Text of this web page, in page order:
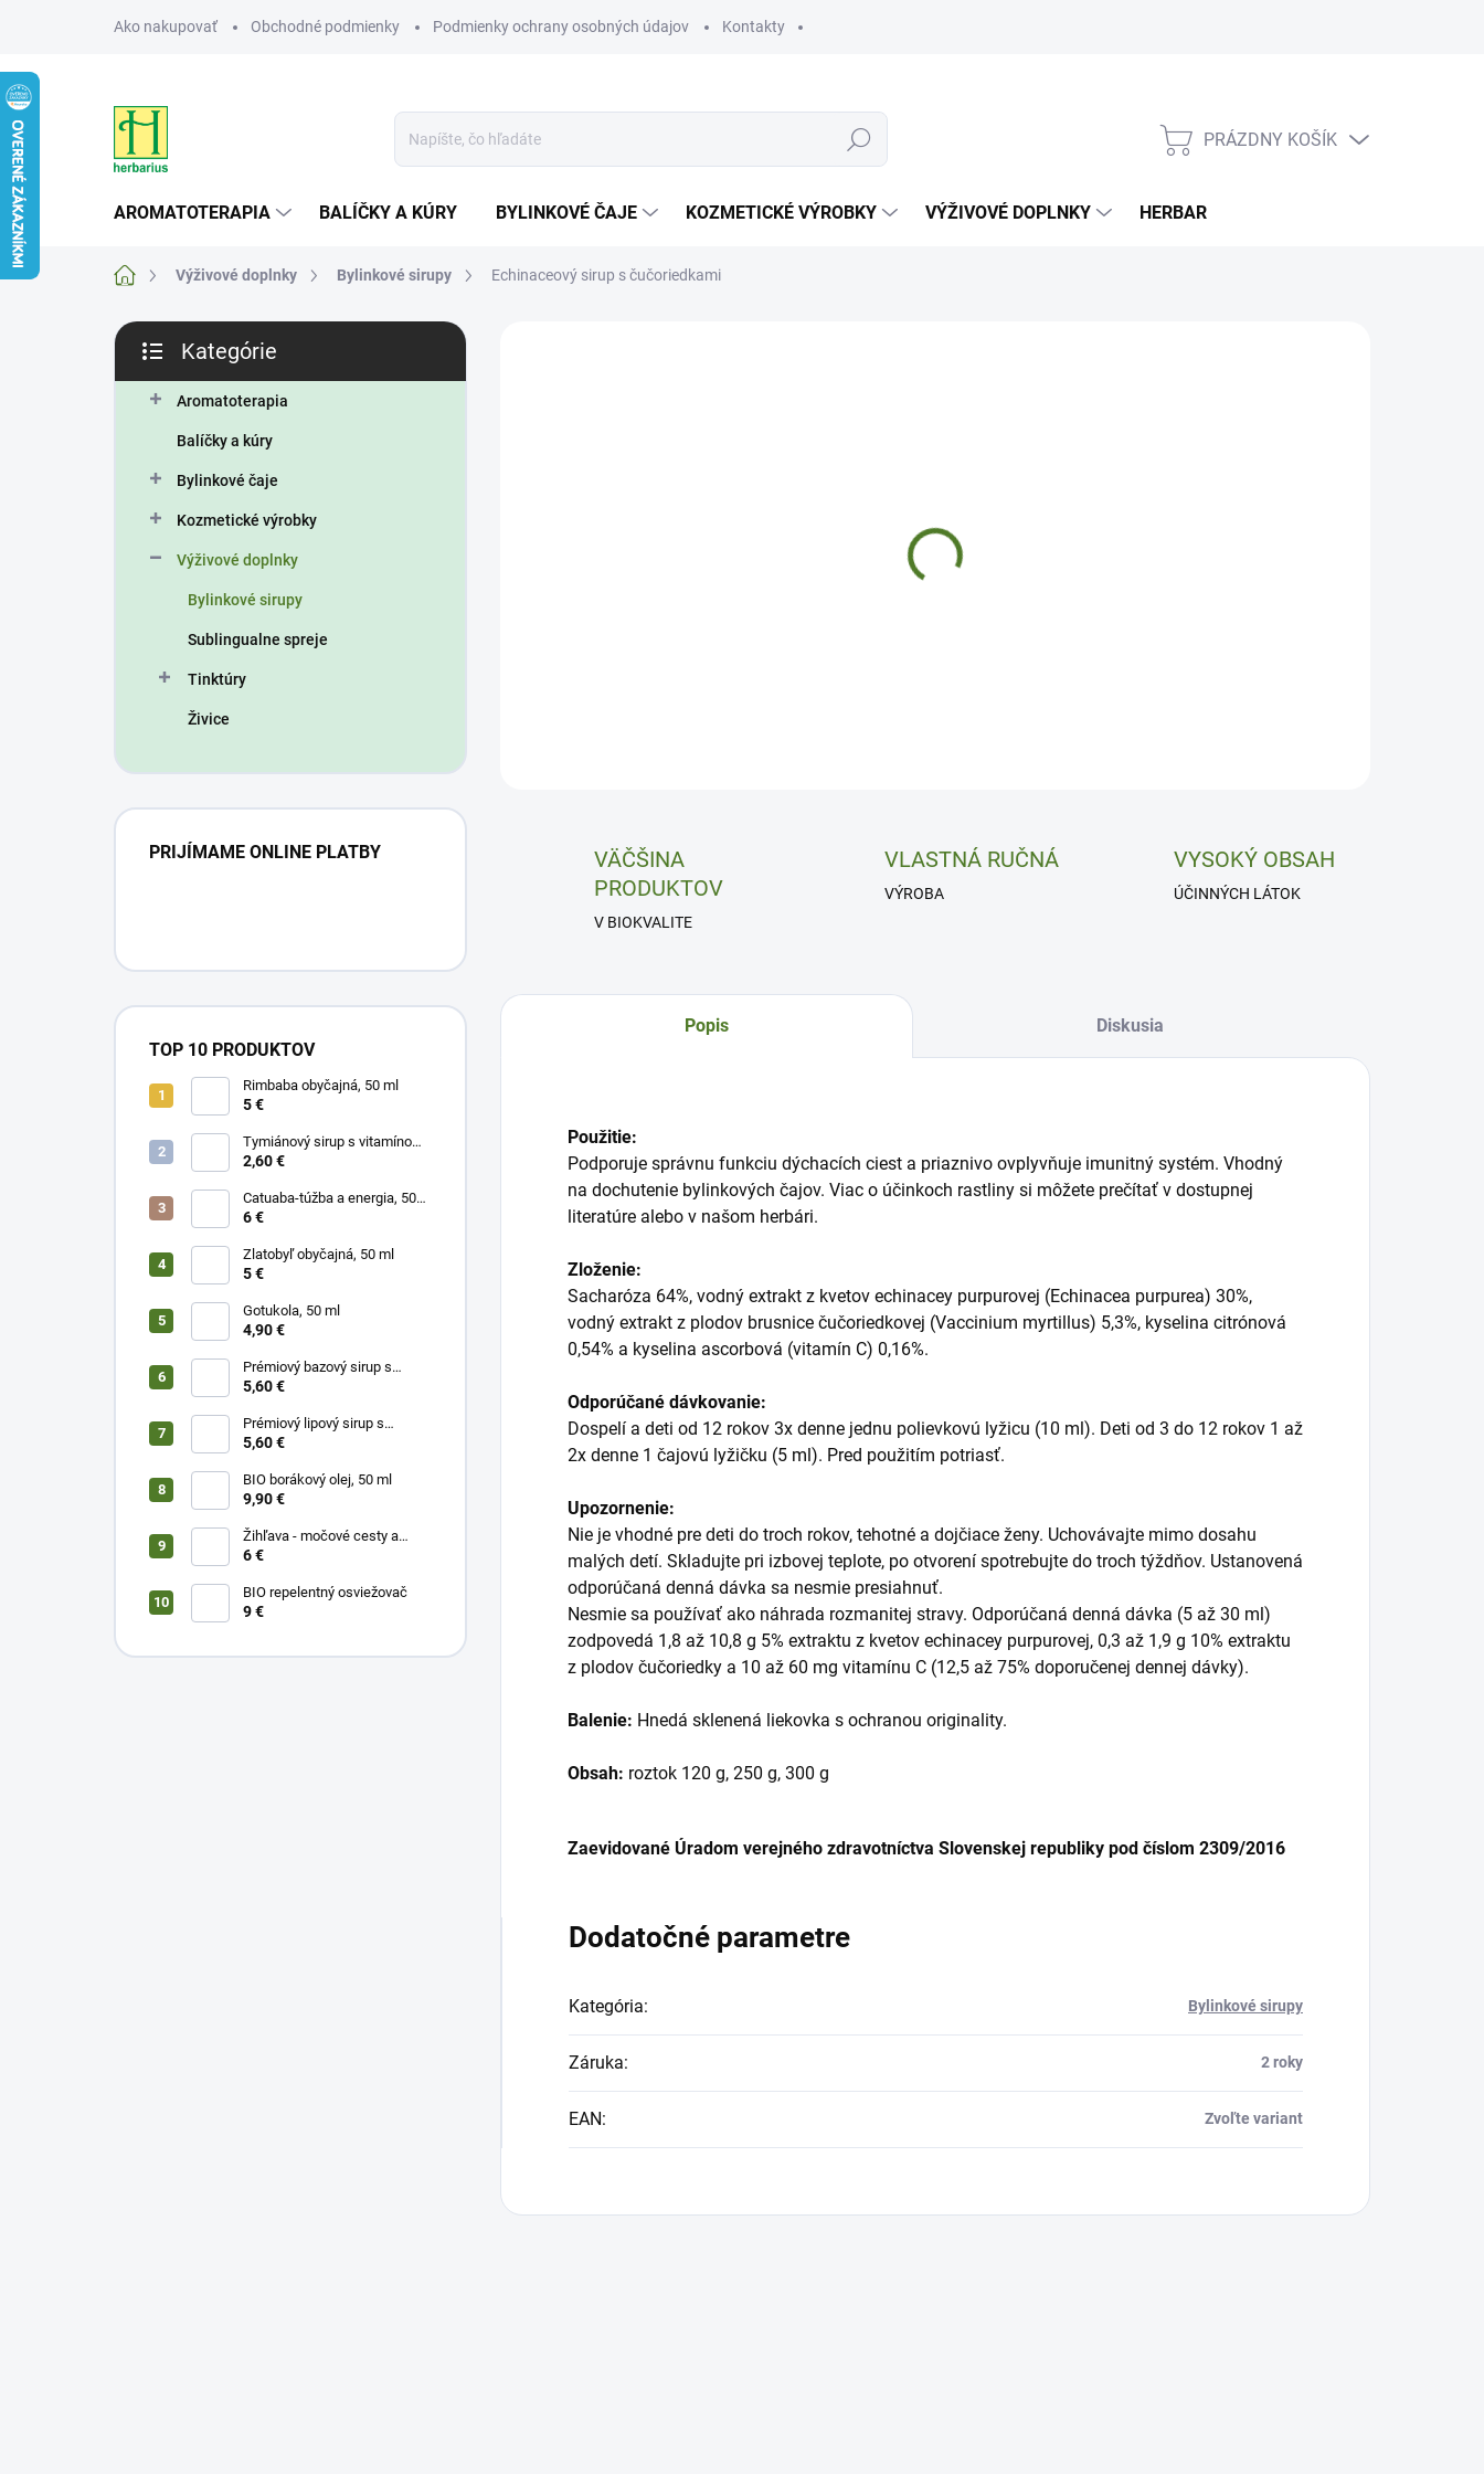
Ako nakupovať Obchodné podmienky Podmienky ochrany osobných údajov Kontakty
Hľadať
NÁKUPNÝ
PRÁZDNY KOŠÍK
AROMATOTERAPIA BALÍČKY A KÚRY BYLINKOVÉ ČAJE KOZMETICKÉ VÝROBKY VÝŽIVOVÉ DOPLNKY HERBAR
DomovVýživové doplnky Bylinkové sirupy Echinaceový sirup s čučoriedkami
B
č
kategórie
Kategórie
Aromatoterapia
Balíčky a kúry
Bylinkové čaje
Kozmetické výrobky
Výživové doplnky
Bylinkové sirupy
Sublingualne spreje
Tinktúry
Živice
PRIJÍMAME ONLINE PLATBY
TOP 10 PRODUKTOV
Rimbaba obyčajná, 50 ml
5 €
Tymiánový sirup s vitamínom
C
2,60 €
Catuaba-túžba a energia, 50
ml
6 €
Zlatobyľ obyčajná, 50 ml
5 €
Gotukola, 50 ml
4,90 €
Prémiový bazový sirup s
limetkou a vitam. C
5,60 €
Prémiový lipový sirup s
citrónom a vitamínom C
5,60 €
BIO borákový olej, 50 ml
9,90 €
Žihľava - močové cesty a
prostata, 50 ml
6 €
BIO repelentný osviežovač
9 €
VÄČŠINA
PRODUKTOV
V BIOKVALITE
VLASTNÁ RUČNÁ
VÝROBA
VYSOKÝ OBSAH
ÚČINNÝCH LÁTOK
Popis Diskusia
Použitie:
Podporuje správnu funkciu dýchacích ciest a priaznivo ovplyvňuje imunitný systém. Vhodný
na dochutenie bylinkových čajov. Viac o účinkoch rastliny si môžete prečítať v dostupnej
literatúre alebo v našom herbári.
Zloženie:
Sacharóza 64%, vodný extrakt z kvetov echinacey purpurovej (Echinacea purpurea) 30%,
vodný extrakt z plodov brusnice čučoriedkovej (Vaccinium myrtillus) 5,3%, kyselina citrónová
0,54% a kyselina ascorbová (vitamín C) 0,16%.
Odporúčané dávkovanie:
Dospelí a deti od 12 rokov 3x denne jednu polievkovú lyžicu (10 ml). Deti od 3 do 12 rokov 1 až
2x denne 1 čajovú lyžičku (5 ml). Pred použitím potriasť.
Upozornenie:
Nie je vhodné pre deti do troch rokov, tehotné a dojčiace ženy. Uchovávajte mimo dosahu
malých detí. Skladujte pri izbovej teplote, po otvorení spotrebujte do troch týždňov. Ustanovená
odporúčaná denná dávka sa nesmie presiahnuť.
Nesmie sa používať ako náhrada rozmanitej stravy. Odporúčaná denná dávka (5 až 30 ml)
zodpovedá 1,8 až 10,8 g 5% extraktu z kvetov echinacey purpurovej, 0,3 až 1,9 g 10% extraktu
z plodov čučoriedky a 10 až 60 mg vitamínu C (12,5 až 75% doporučenej dennej dávky).
Balenie: Hnedá sklenená liekovka s ochranou originality.
Obsah: roztok 120 g, 250 g, 300 g
Zaevidované Úradom verejného zdravotníctva Slovenskej republiky pod číslom 2309/2016
Dodatočné parametre
Kategória: Bylinkové sirupy
Záruka: 2 roky
EAN: Zvoľte variant